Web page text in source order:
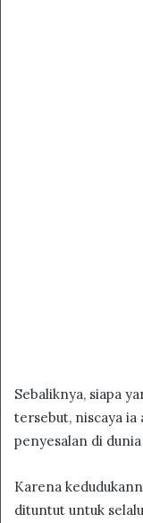
Sebaliknya, siapa
tersebut, niscaya ia
penyesalan di
Karena
dituntut untuk